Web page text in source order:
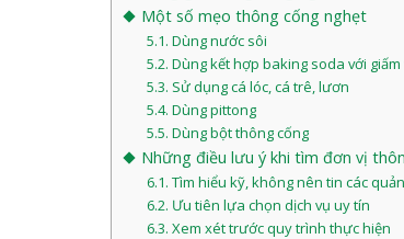
Một số mẹo thông cống nghẹt
Dùng nước sôi
Dùng kết hợp baking soda với
Sử dụng cá lóc, cá trê, lươn
Dùng pittong
Dùng bột thông cống
Những điều lưu ý khi tìm đơn vị
Tìm hiểu kỹ, không nên tin các
Ưu tiên lựa chọn dịch vụ uy tín
Xem xét trước quy trình thực hiện